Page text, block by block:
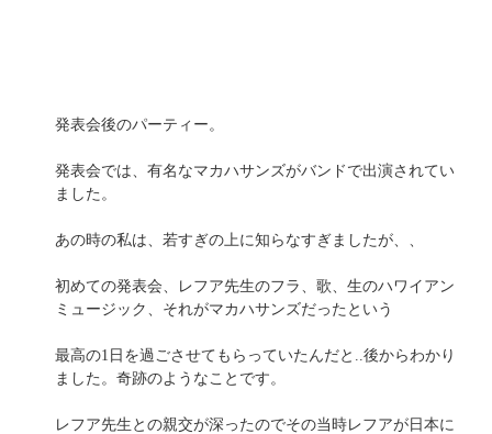
発表会後のパーティー。
発表会では、有名なマカハサンズがバンドで出演されてい
ました。
あの時の私は、若すぎの上に知らなすぎましたが、、
初めての発表会、レフア先生のフラ、歌、生のハワイアン
ミュージック、それがマカハサンズだったという
最高の1日を過ごさせてもらっていたんだと..後からわかり
ました。奇跡のようなことです。
レフア先生との親交が深ったのでその当時レフアが日本に